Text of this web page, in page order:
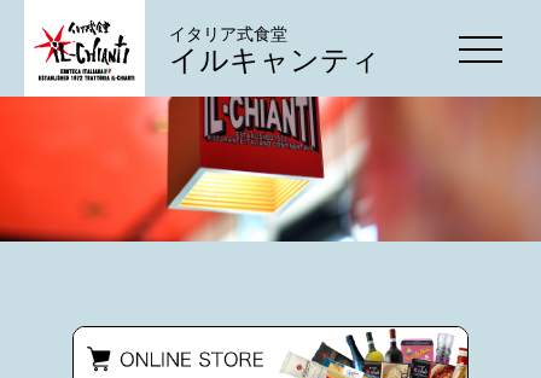
イタリア式食堂
イルキャンティ